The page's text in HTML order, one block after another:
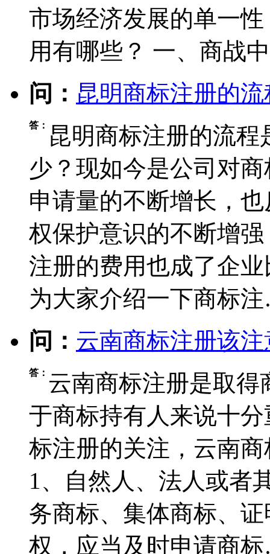
市场经济发展的单一
用有哪些？ 一、商战
问： 昆明商标注册的
答： 昆明商标注册的流
少？现如今是公司对
申请量的不断增长，
权保护意识的不断增
注册的费用也成了企
为大家介绍一下商标
问： 云南商标注册该
答： 云南商标注册是取
于商标持有人来说十
标注册的关注，云南
1、自然人、法人或者
务商标、集体商标、
权，应当及时申请商